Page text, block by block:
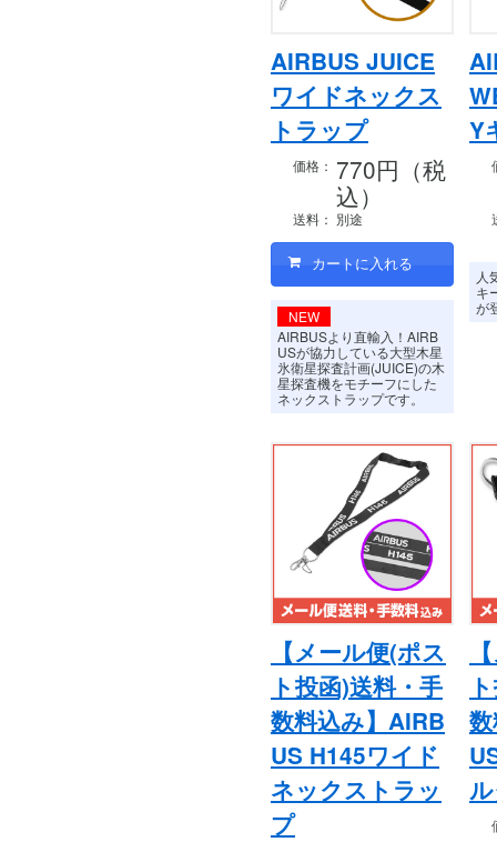
AIRBUS JUICE
ワイドネックス
トラップ
価格： 770円（税
込）
送料： 別途
NEW
AIRBUSより直輸入！AIRB
USが協力している大型木星
氷衛星探査計画(JUICE)の木
星探査機をモチーフにした
ネックストラップです。
Y
人
キ
が
【メール便(ポス
ト投函)送料・手
数料込み】AIRB
US H145ワイド
ネックストラッ
プ